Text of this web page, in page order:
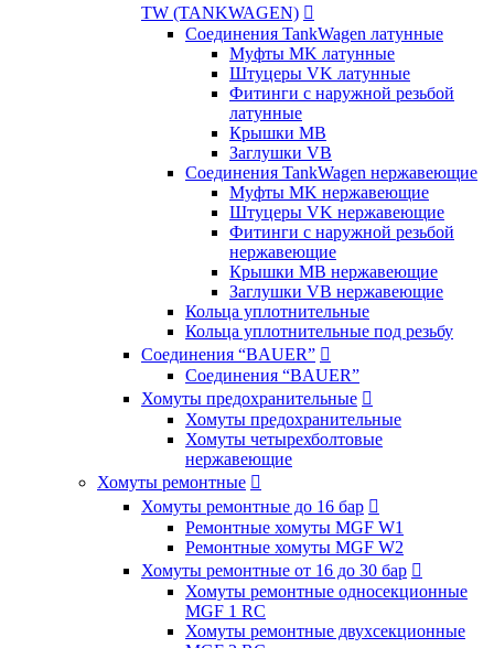
TW (TANKWAGEN) 
Соединения TankWagen латунные
Муфты MK латунные
Штуцеры VK латунные
Фитинги с наружной резьбой
латунные
Крышки MB
Заглушки VB
Соединения TankWagen нержавеющие
Муфты MK нержавеющие
Штуцеры VK нержавеющие
Фитинги с наружной резьбой
нержавеющие
Крышки MB нержавеющие
Заглушки VB нержавеющие
Кольца уплотнительные
Кольца уплотнительные под резьбу
Соединения “BAUER” 
Соединения “BAUER”
Хомуты предохранительные 
Хомуты предохранительные
Хомуты четырехболтовые
нержавеющие
Хомуты ремонтные 
Хомуты ремонтные до 16 бар 
Ремонтные хомуты MGF W1
Ремонтные хомуты MGF W2
Хомуты ремонтные от 16 до 30 бар 
Хомуты ремонтные односекционные
MGF 1 RC
Хомуты ремонтные двухсекционные